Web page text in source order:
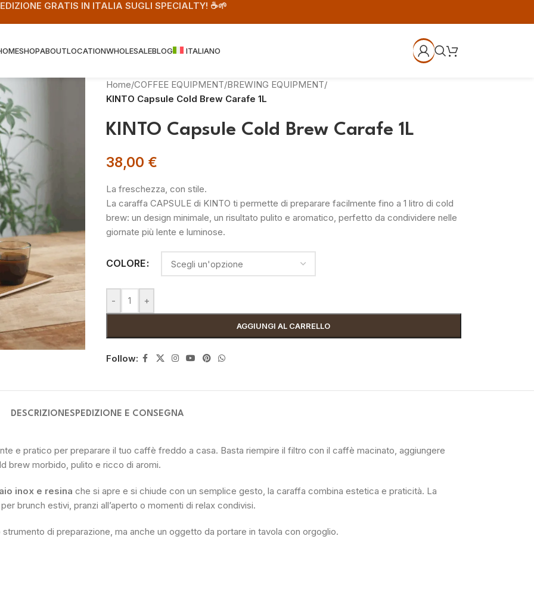
GRATIS IN ITALIA SUGLI SPECIALTY! ☕️🌱
SHOPABOUTLOCATIONWHOLESALEBLOG ITALIANO
Home/COFFEE EQUIPMENT/BREWING EQUIPMENT/
KINTO Capsule Cold Brew Carafe 1L
KINTO Capsule Cold Brew Carafe 1L
38,00 €
La freschezza, con stile.
La caraffa CAPSULE di KINTO ti permette di preparare facilmente fino a 1 litro di cold
brew: un design minimale, un risultato pulito e aromatico, perfetto da condividere nelle
giornate più lente e luminose.
COLORE
- +
AGGIUNGI AL CARRELLO
Follow:
DESCRIZIONESPEDIZIONE E CONSEGNA
e pratico per preparare il tuo caffè freddo a casa. Basta riempire il filtro con il caffè macinato, aggiungere
brew morbido, pulito e ricco di aromi.
inox e resina che si apre e si chiude con un semplice gesto, la caraffa combina estetica e praticità. La
brunch estivi, pranzi all’aperto o momenti di relax condivisi.
di preparazione, ma anche un oggetto da portare in tavola con orgoglio.